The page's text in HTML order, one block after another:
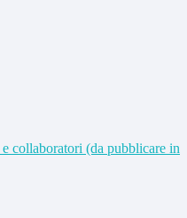
collaboratori (da pubblicare in